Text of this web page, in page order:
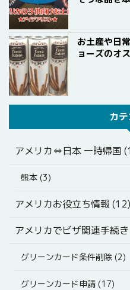
お土産や日
ョーズのオ
カ
アメリカ⇔日本 一時帰国
熊本 (3)
アメリカお役立ち情報 (12)
アメリカでビザ関連手続
グリーンカード条件削除 (2)
グリーンカード申請 (17)